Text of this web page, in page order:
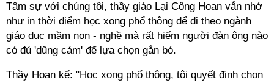
Tâm sự với chúng tôi, thầy giáo Lại Công Hoan vẫn nhớ
như in thời điểm học xong phổ thông để đi theo ngành
giáo dục mầm non - nghề mà rất hiếm người đàn ông nào
có đủ 'dũng cảm' để lựa chọn gắn bó.
Thầy Hoan kể: "Học xong phổ thông, tôi quyết định chọn